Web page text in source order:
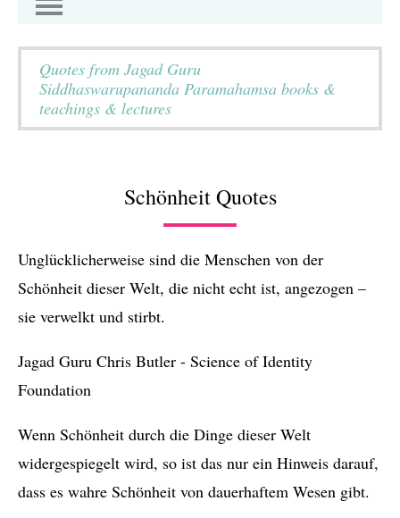
Quotes from Jagad Guru
Siddhaswarupananda Paramahamsa books &
teachings & lectures
Schönheit Quotes
Unglücklicherweise sind die Menschen von der
Schönheit dieser Welt, die nicht echt ist, angezogen –
sie verwelkt und stirbt.
Jagad Guru Chris Butler - Science of Identity
Foundation
Wenn Schönheit durch die Dinge dieser Welt
widergespiegelt wird, so ist das nur ein Hinweis darauf,
dass es wahre Schönheit von dauerhaftem Wesen gibt.